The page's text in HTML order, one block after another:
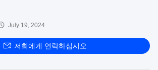
July 19, 2024
저희에게 연락하십시오